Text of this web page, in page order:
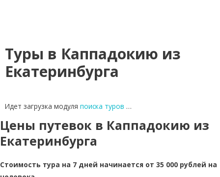
Туры в Каппадокию из
Екатеринбурга
Идет загрузка модуля поиска туров …
Цены путевок в Каппадокию из
Екатеринбурга
Стоимость тура на 7 дней начинается от 35 000 рублей на